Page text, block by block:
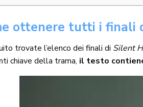
ottenere tutti i finali
trovate l’elenco dei finali di Silent
chiave della trama, il testo